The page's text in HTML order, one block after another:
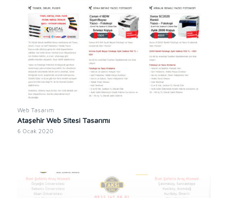
Web Tasarım
Ataşehir Web Sitesi Tasarımı
6 Ocak 2020